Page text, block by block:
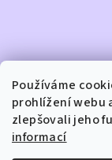
Používáme
prohlížení webu
zlepšovali jeho
informací
Kontakt
info @
+420739459984